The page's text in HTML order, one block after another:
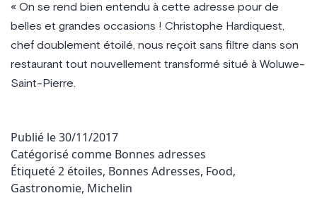
« On se rend bien entendu à cette adresse pour de
belles et grandes occasions ! Christophe Hardiquest,
chef doublement étoilé, nous reçoit sans filtre dans son
restaurant tout nouvellement transformé situé à Woluwe-
Saint-Pierre.
Publié le30/11/2017
Catégorisé comme Bonnes adresses
Étiqueté2 étoiles, Bonnes Adresses, Food,
Gastronomie, Michelin